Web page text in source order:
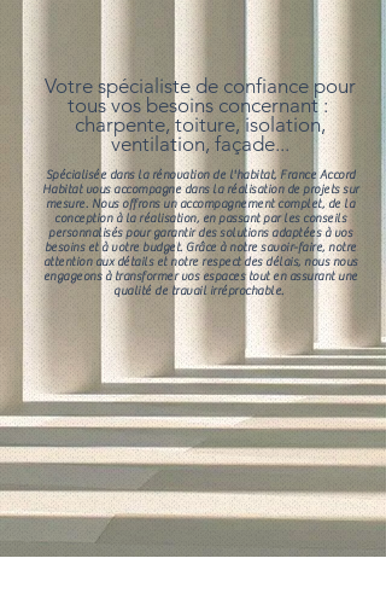
Votre spécialiste de confiance pour
tous vos besoins concernant :
charpente, toiture, isolation,
ventilation, façade...
Spécialisée dans la rénovation de l'habitat, France Accord
Habitat vous accompagne dans la réalisation de projets sur
mesure. Nous offrons un accompagnement complet, de la
conception à la réalisation, en passant par les conseils
personnalisés pour garantir des solutions adaptées à vos
besoins et à votre budget. Grâce à notre savoir-faire, notre
attention aux détails et notre respect des délais, nous nous
engageons à transformer vos espaces tout en assurant une
qualité de travail irréprochable.